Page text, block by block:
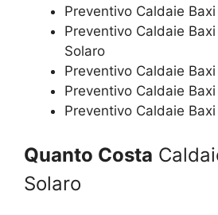
Preventivo Caldaie
Preventivo Caldaie
Solaro
Preventivo Caldaie
Preventivo Caldaie
Preventivo Caldaie
Quanto Costa
Solaro